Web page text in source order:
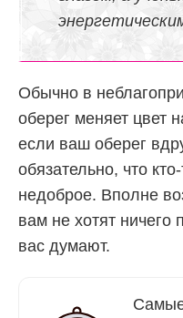
Обычно в
оберег меняет цвет
если ваш оберег
обязательно, что
недоброе. Вполне
вам не хотят ничего
вас думают.